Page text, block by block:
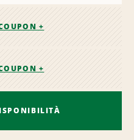
+
+